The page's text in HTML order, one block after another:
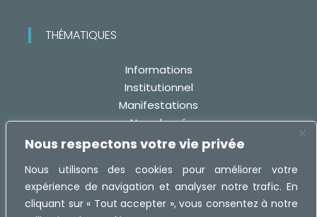
Nous respectons votre vie privée
Nous utilisons des cookies pour améliorer votre
expérience de navigation et analyser notre trafic. En
cliquant sur « Tout accepter », vous consentez à notre
THÉMATIQUES
Informations
Institutionnel
Manifestations
Non classé
Travaux